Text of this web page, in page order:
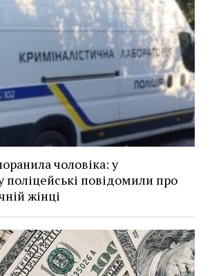
чоловіка: у
поліцейські повідомили про
жінці